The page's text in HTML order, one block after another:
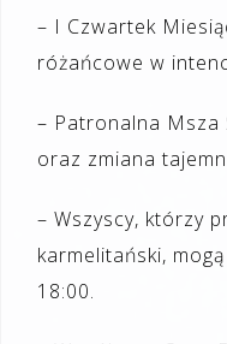
– I Czwartek
różańcowe w
– Patronalna Msza
oraz zmiana
– Wszyscy, którzy
karmelitański,
18:00.